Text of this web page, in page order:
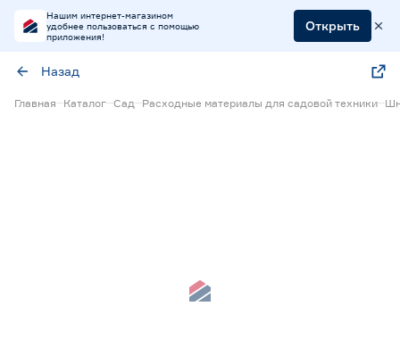
Нашим интернет-магазином
удобнее пользоваться с помощью
приложения!
Открыть
Назад
Главная Каталог Сад Расходные материалы для садовой техники